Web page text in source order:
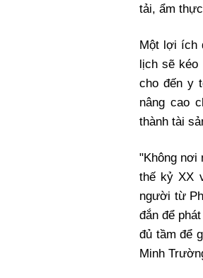
tải, ẩm
Một lợi ích
lịch sẽ
cho đến y
nâng cao
thành tài
"Không nơi
thế kỷ XX
người từ
đắn để
đủ tầm để
Minh